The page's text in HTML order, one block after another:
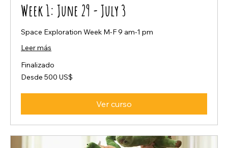
Week 1: June 29 - July 3
Space Exploration Week M-F 9 am-1 pm
Leer más
Finalizado
Desde
500
Desde 500 US$
Ver curso